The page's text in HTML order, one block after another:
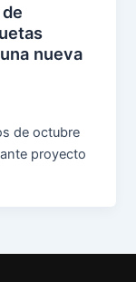
nueva
de octubre
proyecto